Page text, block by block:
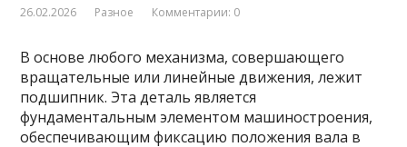
26.02.2026 Разное Комментарии: 0
В основе любого механизма, совершающего
вращательные или линейные движения, лежит
подшипник. Эта деталь является
фундаментальным элементом машиностроения,
обеспечивающим фиксацию положения вала в